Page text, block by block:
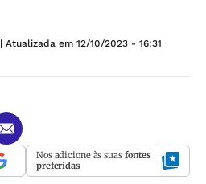
| Atualizada em 12/10/2023 - 16:31
Nos adicione às suas fontes
preferidas